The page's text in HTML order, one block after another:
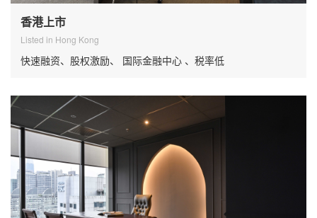
香港上市
Listed in Hong Kong
快速融资、股权激励、 国际金融中心 、税率低